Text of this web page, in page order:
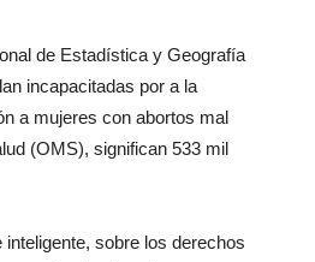
de Estadística y Geografía
incapacitadas por a la
a mujeres con abortos mal
(OMS), significan 533 mil
sobre los derechos